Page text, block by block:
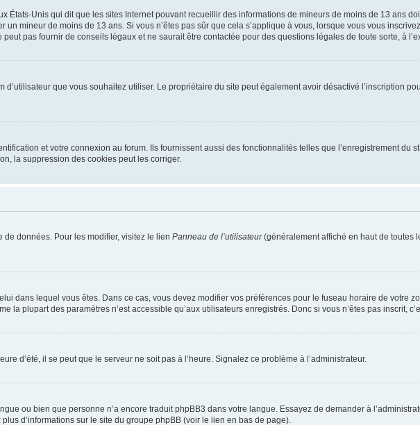
États-Unis qui dit que les sites Internet pouvant recueillir des informations de mineurs de moins de 13 ans
un mineur de moins de 13 ans. Si vous n’êtes pas sûr que cela s’applique à vous, lorsque vous vous
pas fournir de conseils légaux et ne saurait être contactée pour des questions légales de toute sorte, à
que vous souhaitez utiliser. Le propriétaire du site peut également avoir désactivé l’inscription
et votre connexion au forum. Ils fournissent aussi des fonctionnalités telles que l’enregistrement du
la suppression des cookies peut les corriger.
données. Pour les modifier, visitez le lien Panneau de l’utilisateur(généralement affiché en haut de toutes
dans lequel vous êtes. Dans ce cas, vous devez modifier vos préférences pour le fuseau horaire de votre
la plupart des paramètres n’est accessible qu’aux utilisateurs enregistrés. Donc si vous n’êtes pas inscrit,
d’été, il se peut que le serveur ne soit pas à l’heure. Signalez ce problème à l’administrateur.
ou bien que personne n’a encore traduit phpBB3 dans votre langue. Essayez de demander à
d’informations sur le site du groupe phpBB (voir le lien en bas de page).